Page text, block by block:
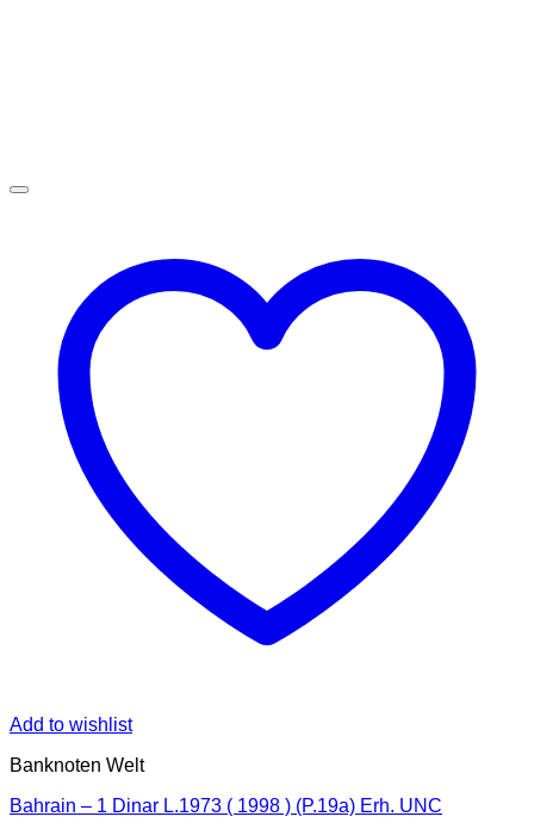
Add to wishlist
Banknoten Welt
Bahrain – 1 Dinar L.1973 ( 1998 ) (P.19a) Erh. UNC